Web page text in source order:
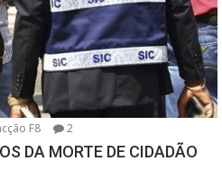
F8 2
DA MORTE DE CIDADÃO